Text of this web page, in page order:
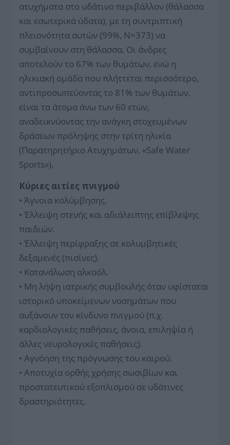
ατυχήματα στο υδάτινο περιβάλλον (θάλασσα
και εσωτερικά ύδατα), με τη συντριπτική
πλειονότητα αυτών (99%, Ν=373) να
συμβαίνουν στη θάλασσα. Οι άνδρες
αποτελούν το 67% των θυμάτων, ενώ η
ηλικιακή ομάδα που πλήττεται περισσότερο,
αντιπροσωπεύοντας το 81% των θυμάτων,
είναι τα άτομα άνω των 60 ετών,
αναδεικνύοντας την ανάγκη στοχευμένων
δράσεων πρόληψης στην τρίτη ηλικία
(Παρατηρητήριο Ατυχημάτων, «Safe Water
Sports»).
Κύριες αιτίες πνιγμού
• Άγνοια κολύμβησης.
• Έλλειψη στενής και αδιάλειπτης επίβλεψης
παιδιών.
• Έλλειψη περίφραξης σε κολυμβητικές
δεξαμενές (πισίνες).
• Κατανάλωση αλκοόλ.
• Μη λήψη ιατρικής συμβουλής όταν υφίσταται
ιστορικό υποκείμενων νοσημάτων που
αυξάνουν τον κίνδυνο πνιγμού (π.χ.
καρδιολογικές παθήσεις, άνοια, επιληψία ή
άλλες νευρολογικές παθήσεις).
• Αγνόηση της πρόγνωσης του καιρού.
• Αποτυχία ορθής χρήσης σωσιβίων και
προστατευτικού εξοπλισμού σε υδάτινες
δραστηριότητες.